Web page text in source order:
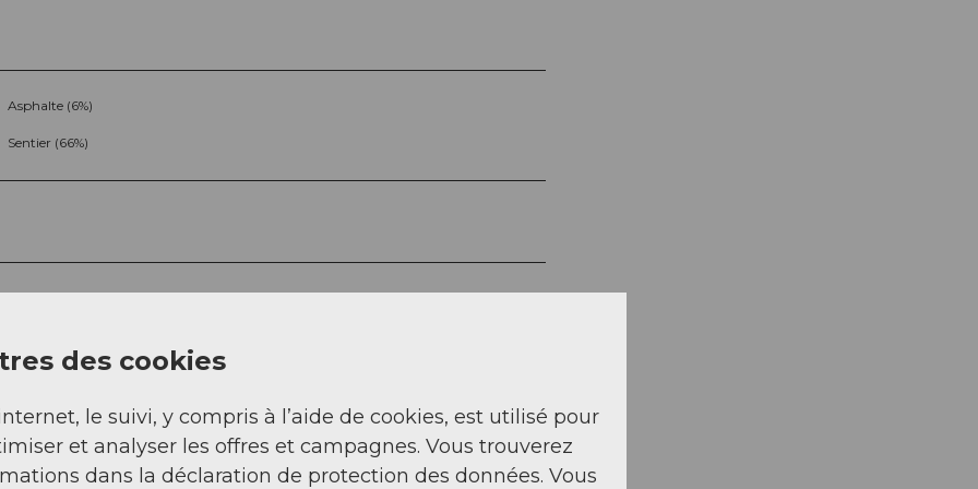
Asphalte (6%)
Sentier (66%)
Sep Oct Nov Déc
des cookies
le suivi, y compris à l’aide de cookies, est utilisé pour
et analyser les offres et campagnes. Vous trouverez
dans la déclaration de protection des données. Vous